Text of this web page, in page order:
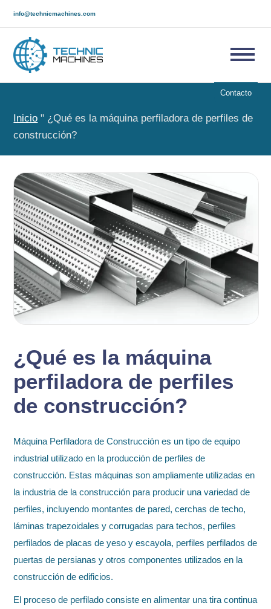
info@technicmachines.com
Contacto
Inicio " ¿Qué es la máquina perfiladora de perfiles de
construcción?
¿Qué es la máquina
perfiladora de perfiles
de construcción?
Máquina Perfiladora de Construcción es un tipo de equipo
industrial utilizado en la producción de perfiles de
construcción. Estas máquinas son ampliamente utilizadas en
la industria de la construcción para producir una variedad de
perfiles, incluyendo montantes de pared, cerchas de techo,
láminas trapezoidales y corrugadas para techos, perfiles
perfilados de placas de yeso y escayola, perfiles perfilados de
puertas de persianas y otros componentes utilizados en la
construcción de edificios.
El proceso de perfilado consiste en alimentar una tira continua